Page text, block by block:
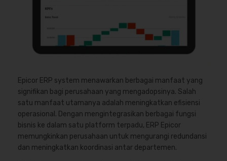
Epicor ERP system menawarkan berbagai manfaat yang
signifikan bagi perusahaan yang mengadopsinya. Salah
satu manfaat utamanya adalah meningkatkan efisiensi
operasional. Dengan mengintegrasikan berbagai fungsi
bisnis ke dalam satu platform terpadu, ERP Epicor
memungkinkan perusahaan untuk mengurangi redundansi
dan meningkatkan koordinasi antar departemen.